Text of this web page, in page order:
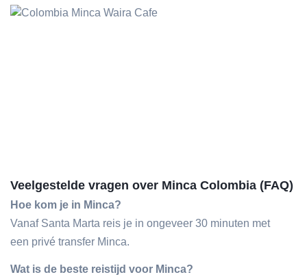
Veelgestelde vragen over Minca Colombia (FAQ)
Hoe kom je in Minca?
Vanaf Santa Marta reis je in ongeveer 30 minuten met
een privé transfer Minca.
Wat is de beste reistijd voor Minca?